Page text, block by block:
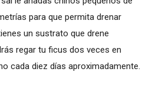
para que permita drenar
un sustrato que drene
regar tu ficus dos veces en
cada diez días aproximadamente.